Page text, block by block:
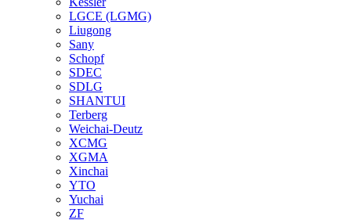
LGCE (LGMG)
Liugong
Sany
Schopf
SDEC
SDLG
SHANTUI
Terberg
Weichai-Deutz
XCMG
XGMA
Xinchai
YTO
Yuchai
ZF